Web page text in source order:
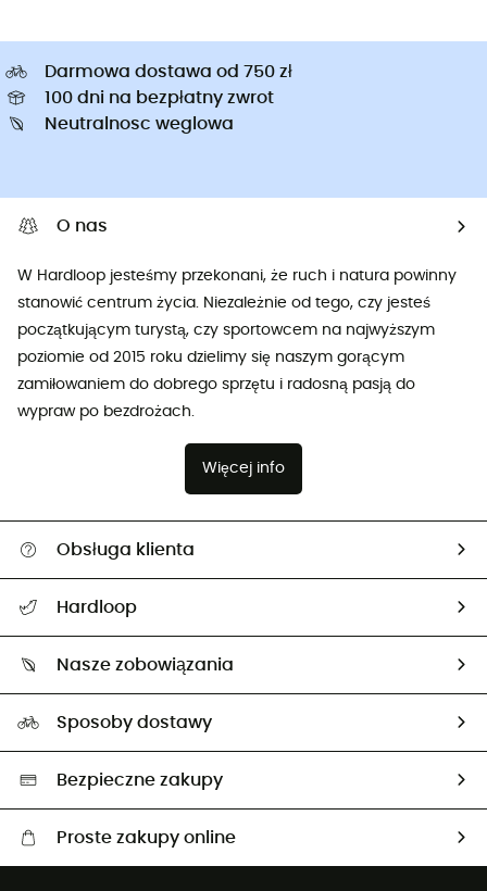
Darmowa dostawa od 750 zł
100 dni na bezpłatny zwrot
Neutralnosc weglowa
O nas
W Hardloop jesteśmy przekonani, że ruch i natura powinny
stanowić centrum życia. Niezależnie od tego, czy jesteś
początkującym turystą, czy sportowcem na najwyższym
poziomie od 2015 roku dzielimy się naszym gorącym
zamiłowaniem do dobrego sprzętu i radosną pasją do
wypraw po bezdrożach.
Więcej info
Obsługa klienta
Śledzenie przesyłki
Zwrot artykułów i zwrot środków
Hardloop
Ambasadorzy
Nasze zobowiązania
Neutralność węglowa
Wybrane produkty eko
Sposoby dostawy
Bezpieczne zakupy
Proste zakupy online